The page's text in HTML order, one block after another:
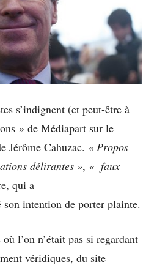
s’indignent (et peut-être à
» de Médiapart sur le
Jérôme Cahuzac. « Propos
délirantes », « faux
qui a
intention de porter plainte.
l’on n’était pas si regardant
véridiques, du site